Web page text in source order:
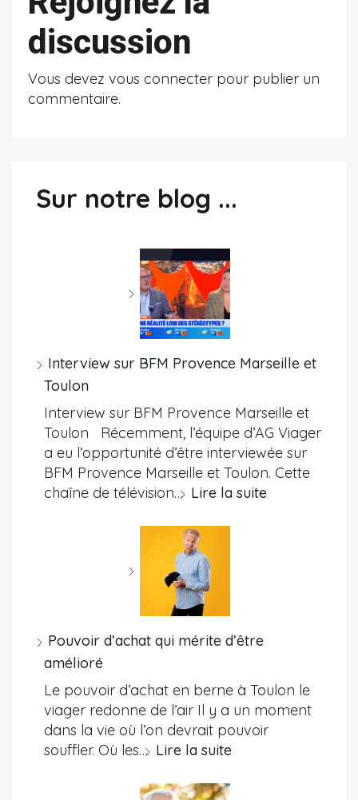
discussion
Vous devez vous connecter pour publier un
commentaire.
Sur notre blog ...
Interview sur BFM Provence Marseille et
Toulon
Interview sur BFM Provence Marseille et
Toulon Récemment, l’équipe d’AG Viager
a eu l’opportunité d’être interviewée sur
BFM Provence Marseille et Toulon. Cette
chaîne de télévision… Lire la suite
Pouvoir d’achat qui mérite d’être
amélioré
Le pouvoir d’achat en berne à Toulon le
viager redonne de l’air Il y a un moment
dans la vie où l’on devrait pouvoir
souffler. Où les… Lire la suite